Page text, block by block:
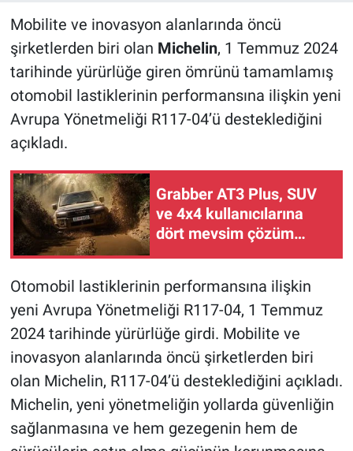
Mobilite ve inovasyon alanlarında öncü
şirketlerden biri olan Michelin, 1 Temmuz 2024
tarihinde yürürlüğe giren ömrünü tamamlamış
otomobil lastiklerinin performansına ilişkin yeni
Avrupa Yönetmeliği R117-04’ü desteklediğini
açıkladı.
Grabber AT3 Plus, SUV
ve 4x4 kullanıcılarına
dört mevsim çözüm
Otomobil lastiklerinin performansına ilişkin
yeni Avrupa Yönetmeliği R117-04, 1 Temmuz
2024 tarihinde yürürlüğe girdi. Mobilite ve
inovasyon alanlarında öncü şirketlerden biri
olan Michelin, R117-04’ü desteklediğini açıkladı.
Michelin, yeni yönetmeliğin yollarda güvenliğin
sağlanmasına ve hem gezegenin hem de